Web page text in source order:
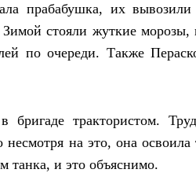
прабабушка, их
стояли жуткие морозы,
по очереди. Также
трактористом.
на это, она
танка, и это объяснимо.